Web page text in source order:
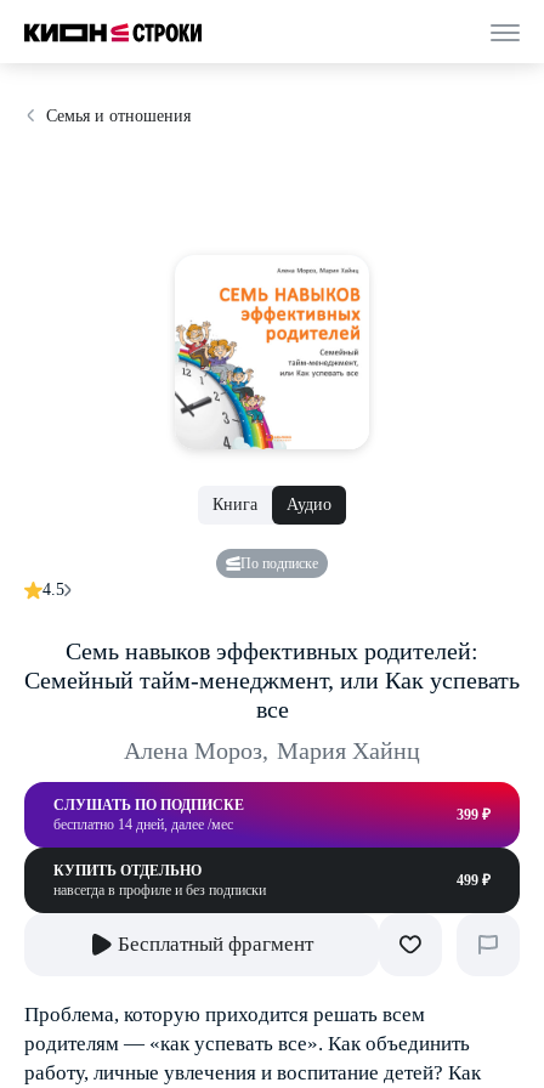
Семья и отношения
Книга Аудио
По подписке
4.5
Семь навыков эффективных родителей:
Семейный тайм-менеджмент, или Как успевать
все
Алена Мороз, Мария Хайнц
СЛУШАТЬ ПО ПОДПИСКЕ
бесплатно 14 дней, далее /мес
399 ₽
КУПИТЬ ОТДЕЛЬНО
навсегда в профиле и без подписки
499 ₽
Бесплатный фрагмент
Проблема, которую приходится решать всем
родителям — «как успевать все». Как объединить
работу, личные увлечения и воспитание детей? Как